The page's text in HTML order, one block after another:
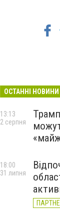
ОСТАННІ НОВИНИ
13:13
2 серпня
18:00
31 липня